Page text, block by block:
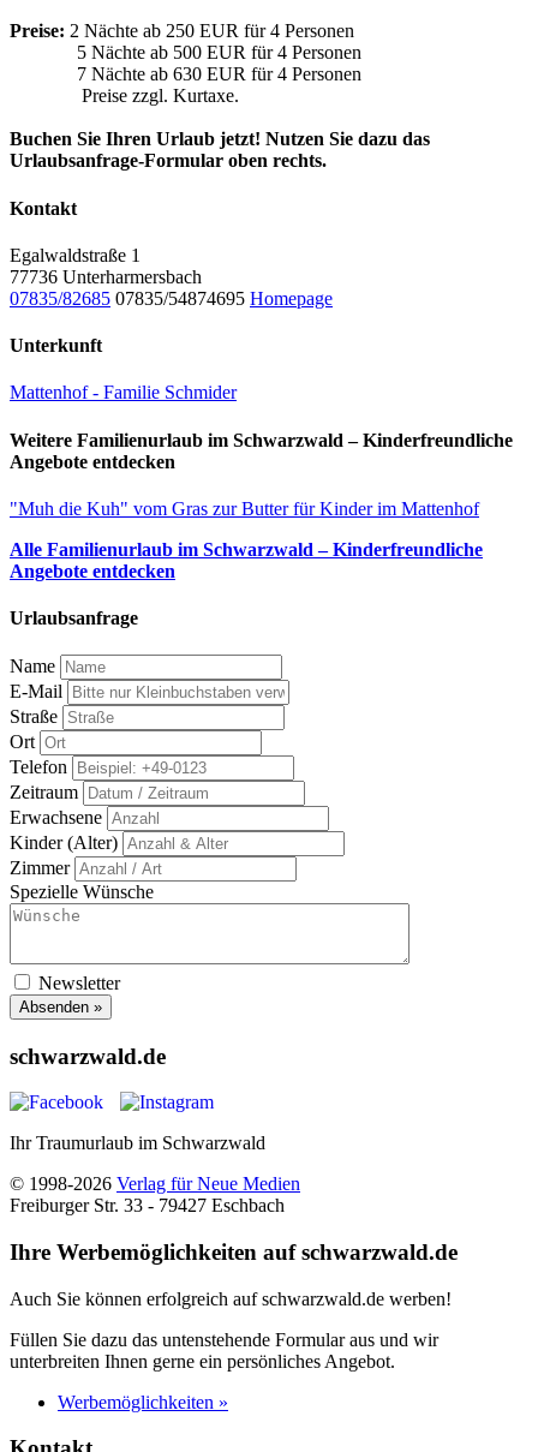
Preise: 2 Nächte ab 250 EUR für 4 Personen
5 Nächte ab 500 EUR für 4 Personen
7 Nächte ab 630 EUR für 4 Personen
Preise zzgl. Kurtaxe.
Buchen Sie Ihren Urlaub jetzt! Nutzen Sie dazu das
Urlaubsanfrage-Formular oben rechts.
Kontakt
Egalwaldstraße 1
77736 Unterharmersbach
07835/82685 07835/54874695 Homepage
Unterkunft
Mattenhof - Familie Schmider
Weitere Familienurlaub im Schwarzwald – Kinderfreundliche
Angebote entdecken
"Muh die Kuh" vom Gras zur Butter für Kinder im Mattenhof
Alle Familienurlaub im Schwarzwald – Kinderfreundliche
Angebote entdecken
Urlaubsanfrage
Name
E-Mail
Straße
Ort
Telefon
Zeitraum
Erwachsene
Kinder (Alter)
Zimmer
Spezielle Wünsche
Newsletter
Absenden »
schwarzwald.de
Ihr Traumurlaub im Schwarzwald
© 1998-2026 Verlag für Neue Medien
Freiburger Str. 33 - 79427 Eschbach
Ihre Werbemöglichkeiten auf schwarzwald.de
Auch Sie können erfolgreich auf schwarzwald.de werben!
Füllen Sie dazu das untenstehende Formular aus und wir
unterbreiten Ihnen gerne ein persönliches Angebot.
Werbemöglichkeiten »